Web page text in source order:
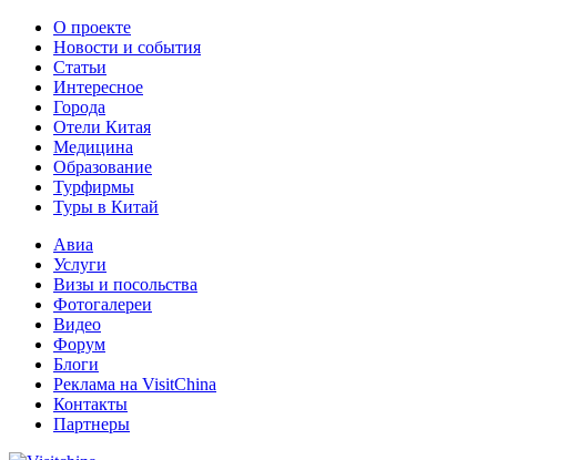
О проекте
Новости и события
Статьи
Интересное
Города
Отели Китая
Медицина
Образование
Турфирмы
Туры в Китай
Авиа
Услуги
Визы и посольства
Фотогалереи
Видео
Форум
Блоги
Реклама на VisitChina
Контакты
Партнеры